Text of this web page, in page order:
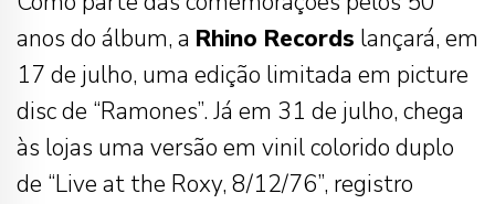
anos do álbum, a Rhino Records lançará, em
17 de julho, uma edição limitada em picture
disc de “Ramones”. Já em 31 de julho, chega
às lojas uma versão em vinil colorido duplo
de “Live at the Roxy, 8/12/76”, registro